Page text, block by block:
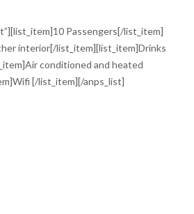
Passengers[/list_item]
interior[/list_item][list_item]Drinks
conditioned and heated
[/list_item][/anps_list]